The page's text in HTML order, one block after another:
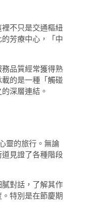
不只是交通樞紐
芳療中心，「中
品質經常獲得熟
的是一種「觸碰
深層連結。
靈的旅行。無論
見證了各種階段
對話，了解其作
特別是在節慶期